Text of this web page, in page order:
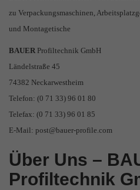
zu Verpackungsmaschinen,
und Montagetische
BAUER Profiltechnik GmbH
Ländelstraße 45
74382 Neckarwestheim
Telefon: (0 71 33) 96 01 80
Telefax: (0 71 33) 96 01 85
E-Mail: post@bauer-profile.com
Über Uns –
Profiltechnik